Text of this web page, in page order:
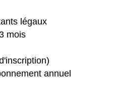
légaux
mois
annuel